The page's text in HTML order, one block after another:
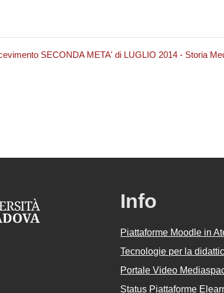
SECONDA META' di LUGLIO 2014 - Storia
Info
Piattaforme Moodle in
Tecnologie per la
Portale Video
Status Piattaforme